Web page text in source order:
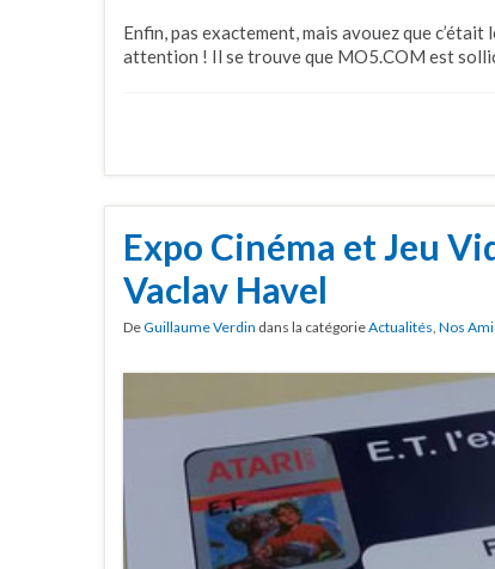
Enfin, pas exactement, mais avouez que
attention ! Il se trouve que MO5.COM est
Expo Cinéma et Jeu
Vaclav Havel
DeGuillaume Verdin dans la catégorieActualités Nos